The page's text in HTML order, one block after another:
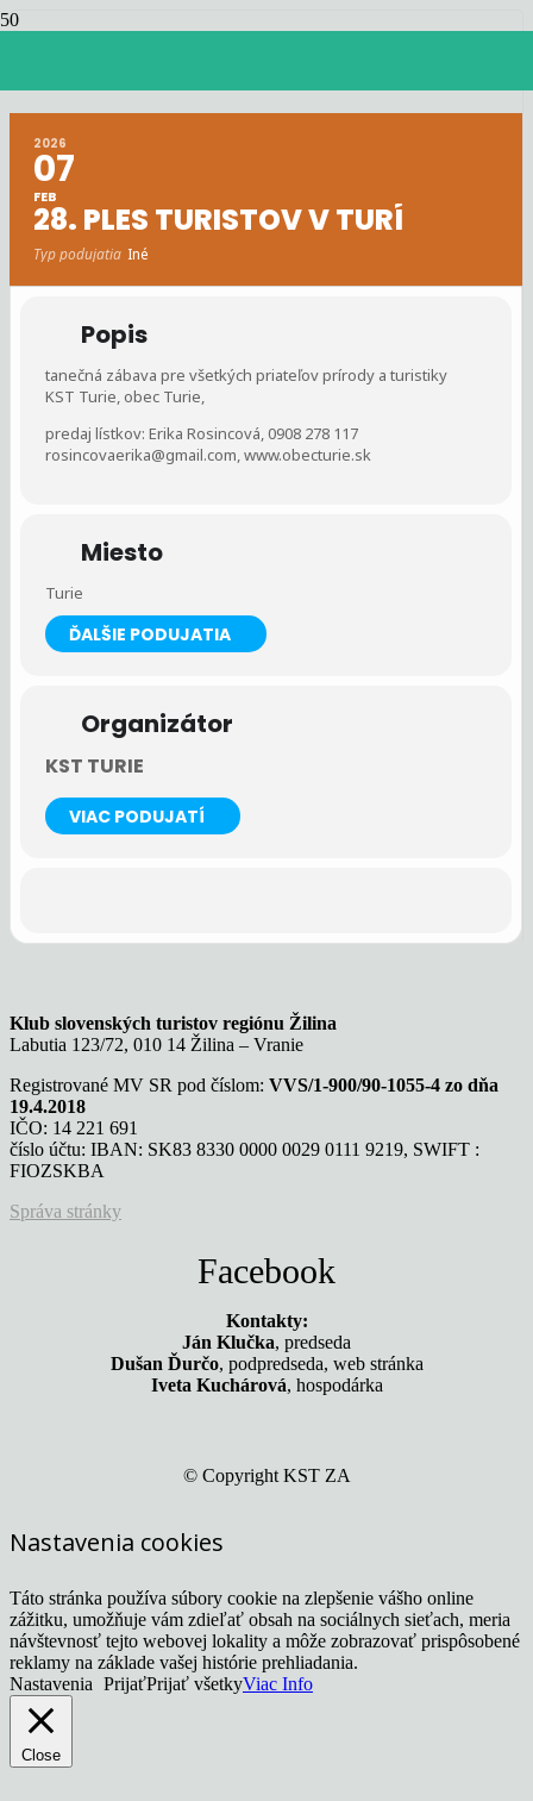
2026
07
FEB
28. PLES TURISTOV V TURÍ
Typ podujatia Iné
Popis
tanečná zábava pre všetkých priateľov prírody a turistiky
KST Turie, obec Turie,
predaj lístkov: Erika Rosincová, 0908 278 117
rosincovaerika@gmail.com, www.obecturie.sk
Miesto
Turie
ĎALŠIE PODUJATIA
Organizátor
KST TURIE
VIAC PODUJATÍ
Klub slovenských turistov regiónu Žilina
Labutia 123/72, 010 14 Žilina – Vranie
Registrované MV SR pod číslom: VVS/1-900/90-1055-4 zo dňa
19.4.2018
IČO: 14 221 691
číslo účtu: IBAN: SK83 8330 0000 0029 0111 9219, SWIFT :
FIOZSKBA
Správa stránky
Facebook
Kontakty:
Ján Klučka, predseda
Dušan Ďurčo, podpredseda, web stránka
Iveta Kuchárová, hospodárka
© Copyright KST ZA
Nastavenia cookies
Táto stránka používa súbory cookie na zlepšenie vášho online
zážitku, umožňuje vám zdieľať obsah na sociálnych sieťach, meria
návštevnosť tejto webovej lokality a môže zobrazovať prispôsobené
reklamy na základe vašej histórie prehliadania.
Nastavenia PrijaťPrijať všetkyViac Info
Close